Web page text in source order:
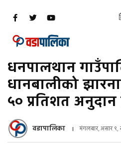
धनपालथान
धानबालीको
५० प्रतिशत अनुदान
वडापालिका मंगलबार, असार ९,